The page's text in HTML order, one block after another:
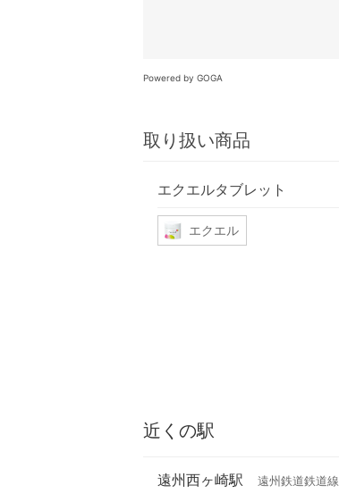
Powered by GOGA
取り扱い商品
エクエルタブレット
エクエル
近くの駅
遠州西ヶ崎駅 遠州鉄道鉄道線